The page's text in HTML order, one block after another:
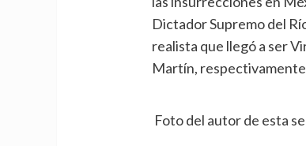
Dictador Supremo del
realista que llegó a ser
Martín,
Foto del autor de esta